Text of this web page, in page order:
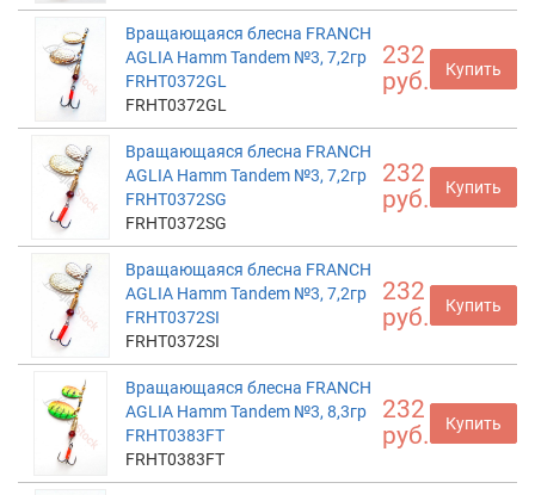
Вращающаяся блесна FRANCH
AGLIA Hamm Tandem №3, 7,2гр
FRHT0372GL
FRHT0372GL
232
руб.
Купить
Вращающаяся блесна FRANCH
AGLIA Hamm Tandem №3, 7,2гр
FRHT0372SG
FRHT0372SG
232
руб.
Купить
Вращающаяся блесна FRANCH
AGLIA Hamm Tandem №3, 7,2гр
FRHT0372SI
FRHT0372SI
232
руб.
Купить
Вращающаяся блесна FRANCH
AGLIA Hamm Tandem №3, 8,3гр
FRHT0383FT
FRHT0383FT
232
руб.
Купить